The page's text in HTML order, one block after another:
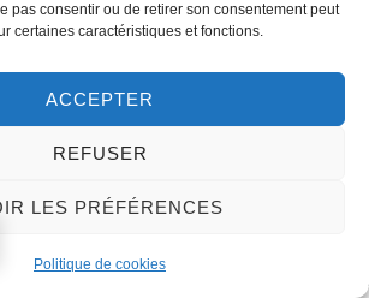
pas consentir ou de retirer son consentement peut
certaines caractéristiques et fonctions.
ACCEPTER
REFUSER
LES PRÉFÉRENCES
Politique de cookies
2026 Sainte Marie-Madeleine à Paris